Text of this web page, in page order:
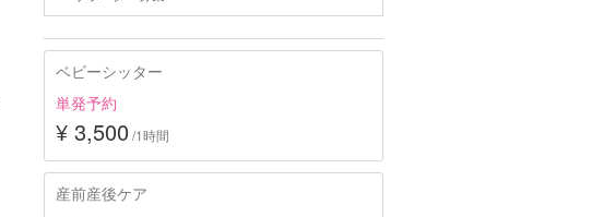
ベビーシッター
単発予約
¥ 3,500 /1時間
産前産後ケア